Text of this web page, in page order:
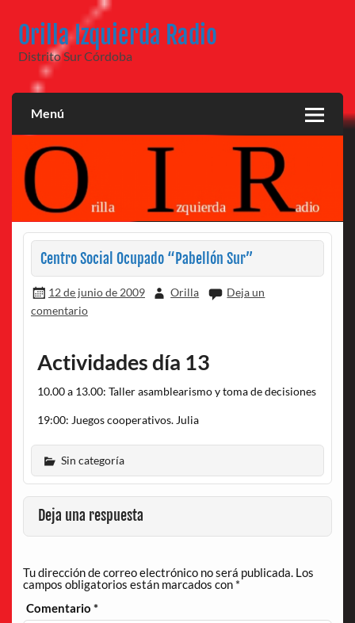
contenido
Orilla Izquierda Radio
Distrito Sur Córdoba
Menú
Centro Social Ocupado “Pabellón Sur”
12 de junio de 2009 Orilla
Deja un
comentario
Actividades día 13
10.00 a 13.00: Taller asamblearismo y toma de decisiones
19:00: Juegos cooperativos. Julia
Sin categoría
Deja una respuesta
Tu dirección de correo electrónico no será publicada. Los
campos obligatorios están marcados con *
Comentario*